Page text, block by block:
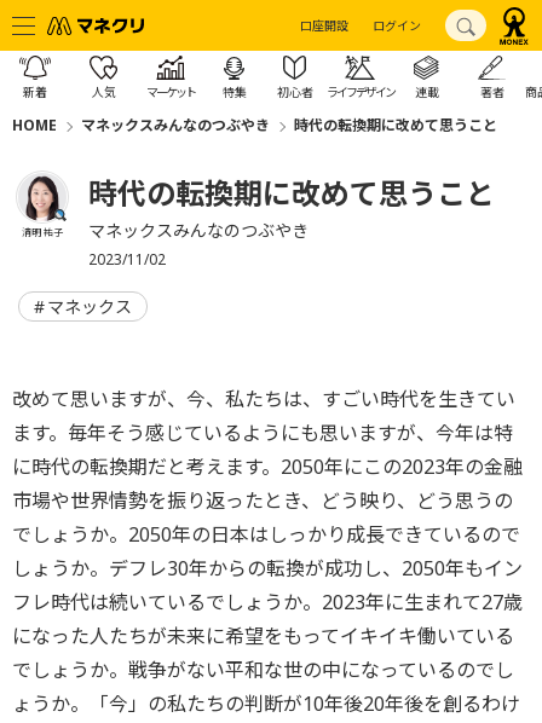
口座開設 ログイン
新着 人気 マーケット 特集 初心者 ライフデザイン 連載 著者 商
HOME マネックスみんなのつぶやき 時代の転換期に改めて思うこと
清明 祐子
時代の転換期に改めて思うこと
マネックスみんなのつぶやき
2023/11/02
マネックス
改めて思いますが、今、私たちは、すごい時代を生きてい
ます。毎年そう感じているようにも思いますが、今年は特
に時代の転換期だと考えます。2050年にこの2023年の金融
市場や世界情勢を振り返ったとき、どう映り、どう思うの
でしょうか。2050年の日本はしっかり成長できているので
しょうか。デフレ30年からの転換が成功し、2050年もイン
フレ時代は続いているでしょうか。2023年に生まれて27歳
になった人たちが未来に希望をもってイキイキ働いている
でしょうか。戦争がない平和な世の中になっているのでし
ょうか。「今」の私たちの判断が10年後20年後を創るわけ